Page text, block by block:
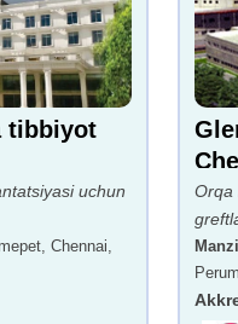
tibbiyot
uchun
Chennai,
Orqa
Manzil